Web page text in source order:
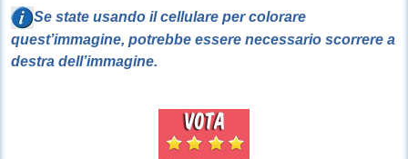
Se state usando il cellulare per colorare
quest’immagine, potrebbe essere necessario scorrere a
destra dell’immagine.